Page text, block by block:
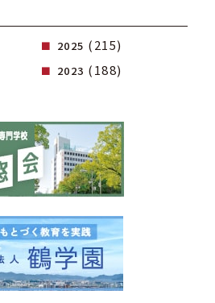
2025 (215)
2023 (188)